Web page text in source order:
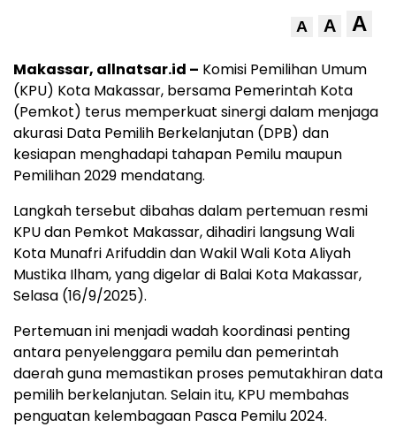
A A A
Makassar, allnatsar.id – Komisi Pemilihan Umum
(KPU) Kota Makassar, bersama Pemerintah Kota
(Pemkot) terus memperkuat sinergi dalam menjaga
akurasi Data Pemilih Berkelanjutan (DPB) dan
kesiapan menghadapi tahapan Pemilu maupun
Pemilihan 2029 mendatang.
Langkah tersebut dibahas dalam pertemuan resmi
KPU dan Pemkot Makassar, dihadiri langsung Wali
Kota Munafri Arifuddin dan Wakil Wali Kota Aliyah
Mustika Ilham, yang digelar di Balai Kota Makassar,
Selasa (16/9/2025).
Pertemuan ini menjadi wadah koordinasi penting
antara penyelenggara pemilu dan pemerintah
daerah guna memastikan proses pemutakhiran data
pemilih berkelanjutan. Selain itu, KPU membahas
penguatan kelembagaan Pasca Pemilu 2024.